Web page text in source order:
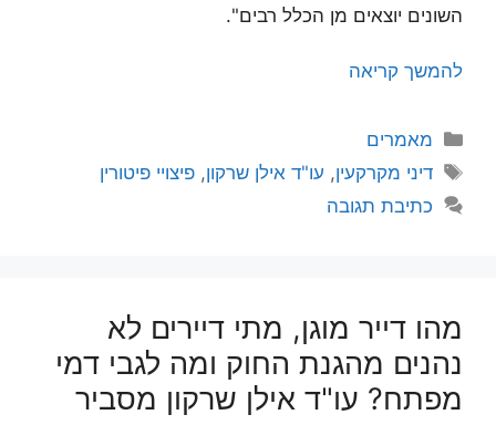
השונים יוצאים מן הכלל רבים".
להמשך קריאה
קטגוריות
מאמרים
תגיות
דיני מקרקעין, עו"ד אילן שרקון,פיצויי פיטורין
כתיבת תגובה
מהו דייר מוגן, מתי דיירים לא
נהנים מהגנת החוק ומה לגבי דמי
מפתח? עו"ד אילן שרקון מסביר